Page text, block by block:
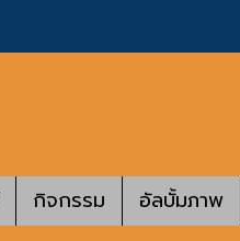
กิจกรรม อัลบั้มภาพ